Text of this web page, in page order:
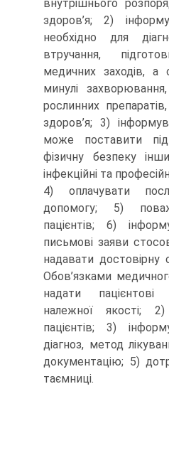
внутрішнього
здоров’я; 2)
необхідно для
втручання,
медичних заходів, а
минулі
рослинних
здоров’я; 3)
може поставити
фізичну безпеку
інфекційні та
4) оплачувати
допомогу; 5)
пацієнтів; 6)
письмові заяви
надавати достовірну
Обов’язками
надати
належної якості;
пацієнтів; 3)
діагноз, метод
документацію; 5)
таємниці.